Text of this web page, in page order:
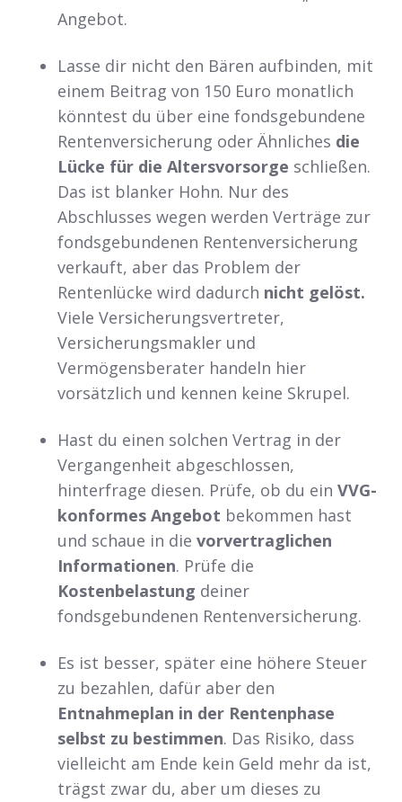
Angebot.
Lasse dir nicht den Bären aufbinden, mit
einem Beitrag von 150 Euro monatlich
könntest du über eine fondsgebundene
Rentenversicherung oder Ähnliches die
Lücke für die Altersvorsorge schließen.
Das ist blanker Hohn. Nur des
Abschlusses wegen werden Verträge zur
fondsgebundenen Rentenversicherung
verkauft, aber das Problem der
Rentenlücke wird dadurch nicht gelöst.
Viele Versicherungsvertreter,
Versicherungsmakler und
Vermögensberater handeln hier
vorsätzlich und kennen keine Skrupel.
Hast du einen solchen Vertrag in der
Vergangenheit abgeschlossen,
hinterfrage diesen. Prüfe, ob du ein VVG-
konformes Angebot bekommen hast
und schaue in die vorvertraglichen
Informationen. Prüfe die
Kostenbelastung deiner
fondsgebundenen Rentenversicherung.
Es ist besser, später eine höhere Steuer
zu bezahlen, dafür aber den
Entnahmeplan in der Rentenphase
selbst zu bestimmen. Das Risiko, dass
vielleicht am Ende kein Geld mehr da ist,
trägst zwar du, aber um dieses zu